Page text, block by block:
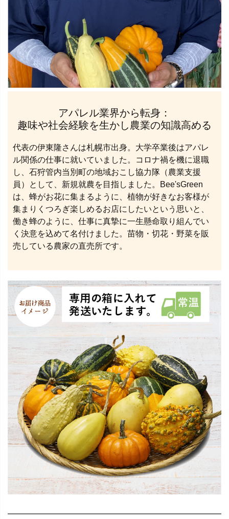
アパレル業界から転身：
趣味や社会経験を生かし農業の知識高める
代表の伊東隆さんは札幌市出身。大学卒業後はアパレ
ル関係の仕事に就いていました。コロナ禍を機に退職
し、石狩管内当別町の地域おこし協力隊（農業支援
員）として、新規就農を目指しました。Bee'sGreen
は、蜂がお花に集まるように、植物が好きなお客様が
集まりくつろぎ楽しめるお店にしたいという思いと、
働き蜂のように、仕事に真摯に一生懸命取り組んでい
く決意を込めて名付けました。苗物・切花・野菜を販
売している農家の直売所です。